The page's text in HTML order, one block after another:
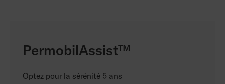
PermobilAssist™
Optez pour la sérénité 5 ans